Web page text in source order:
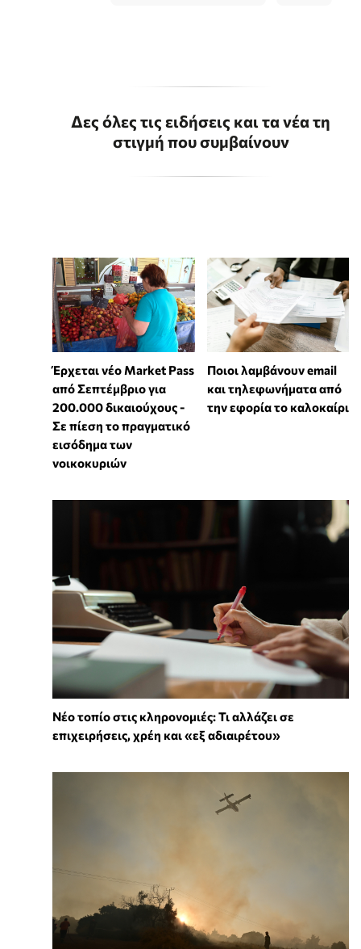
Δες όλες τις ειδήσεις και τα νέα τη
στιγμή που συμβαίνουν
Έρχεται νέο Market Pass
από Σεπτέμβριο για
200.000 δικαιούχους -
Σε πίεση το πραγματικό
εισόδημα των
νοικοκυριών
Ποιοι λαμβάνουν email
και τηλεφωνήματα από
την εφορία το καλοκαίρι
Νέο τοπίο στις κληρονομιές: Τι αλλάζει σε
επιχειρήσεις, χρέη και «εξ αδιαιρέτου»